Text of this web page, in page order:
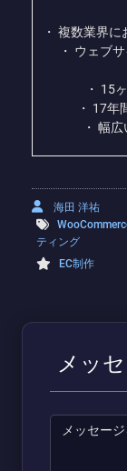
・ 複数業界
・ ウェブ
・ 15
・ 17
・ 幅
海田 洋祐
ティング
EC制作
メッ